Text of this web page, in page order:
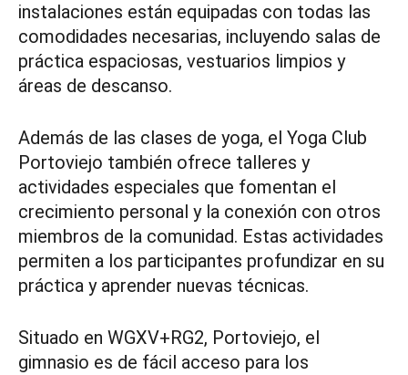
instalaciones están equipadas con todas las
comodidades necesarias, incluyendo salas de
práctica espaciosas, vestuarios limpios y
áreas de descanso.
Además de las clases de yoga, el Yoga Club
Portoviejo también ofrece talleres y
actividades especiales que fomentan el
crecimiento personal y la conexión con otros
miembros de la comunidad. Estas actividades
permiten a los participantes profundizar en su
práctica y aprender nuevas técnicas.
Situado en WGXV+RG2, Portoviejo, el
gimnasio es de fácil acceso para los